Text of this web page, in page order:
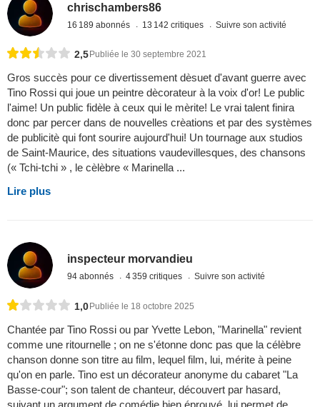
chrischambers86
16 189 abonnés 13 142 critiques Suivre son activité
2,5 Publiée le 30 septembre 2021
Gros succès pour ce divertissement dèsuet d'avant guerre avec
Tino Rossi qui joue un peintre dècorateur à la voix d'or! Le public
l'aime! Un public fidèle à ceux qui le mèrite! Le vrai talent finira
donc par percer dans de nouvelles crèations et par des systèmes
de publicitè qui font sourire aujourd'hui! Un tournage aux studios
de Saint-Maurice, des situations vaudevillesques, des chansons
(« Tchi-tchi » , le cèlèbre « Marinella ...
Lire plus
inspecteur morvandieu
94 abonnés 4 359 critiques Suivre son activité
1,0Publiée le 18 octobre 2025
Chantée par Tino Rossi ou par Yvette Lebon, "Marinella" revient
comme une ritournelle ; on ne s'étonne donc pas que la célèbre
chanson donne son titre au film, lequel film, lui, mérite à peine
qu'on en parle. Tino est un décorateur anonyme du cabaret "La
Basse-cour"; son talent de chanteur, découvert par hasard,
suivant un argument de comédie bien éprouvé, lui permet de